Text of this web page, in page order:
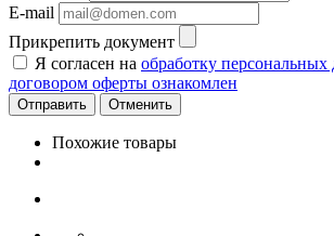
E-mail
Прикрепить документ
Я согласен на обработку
договором оферты ознакомлен
Отменить
Похожие товары